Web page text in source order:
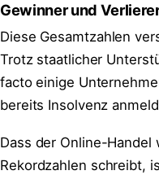
Gewinner und
Diese Gesamtzahlen
Trotz staatlicher
facto einige
bereits Insolvenz
Dass der Online-
Rekordzahlen schreibt,